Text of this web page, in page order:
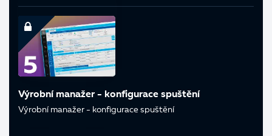
Výrobní manažer - konfigurace spuštění
Výrobní manažer - konfigurace spuštění